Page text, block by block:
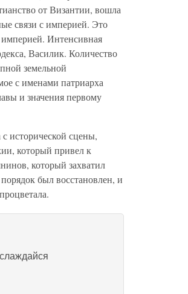
от Византии, вошла
связи с империей. Это
Интенсивная
Василик. Количество
земельной
с именами патриарха
и значения первому
исторической сцены,
который привел к
который захватил
был восстановлен, и